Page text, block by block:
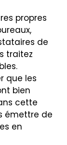
propres
de
traitez
que les
bien
cette
émettre de
en